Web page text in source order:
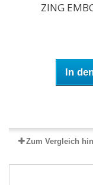
ZING
In
Zum Vergleich